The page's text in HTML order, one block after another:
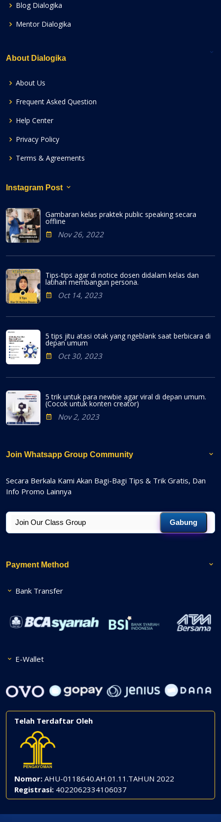
Blog Dialogika
Mentor Dialogika
About Dialogika
About Us
Frequent Asked Question
Help Center
Privacy Policy
Terms & Agreements
Instagram Post
Gambaran kelas praktek public speaking secara
offline
Nov 26, 2022
Tips-tips agar di notice dosen didalam kelas dan
latihan membangun persona.
Oct 14, 2023
5 tips jitu atasi otak yang ngeblank saat berbicara di
depan umum
Oct 30, 2023
5 trik untuk para newbie agar viral di depan umum.
(Cocok untuk konten creator)
Nov 2, 2023
Join Whatsapp Group Community
Secara Berkala Kami Akan Bagi-Bagi Tips & Trik Gratis, Dan
Info Promo Lainnya
Gabung
Payment Method
Bank Transfer
E-Wallet
Telah Terdaftar Oleh
Nomor: AHU-0118640.AH.01.11.TAHUN 2022
Registrasi: 4022062334106037